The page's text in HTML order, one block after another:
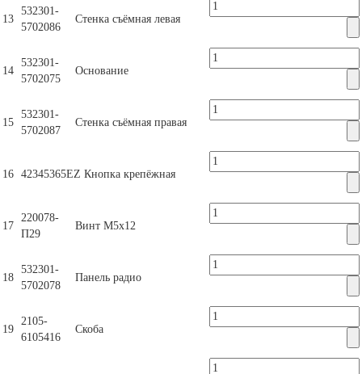
13
532301-
5702086
Стенка съёмная левая
14
532301-
5702075
Основание
15
532301-
5702087
Стенка съёмная правая
16 42345365EZ Кнопка крепёжная
17
220078-
П29
Винт М5х12
18
532301-
5702078
Панель радио
19
2105-
6105416
Скоба